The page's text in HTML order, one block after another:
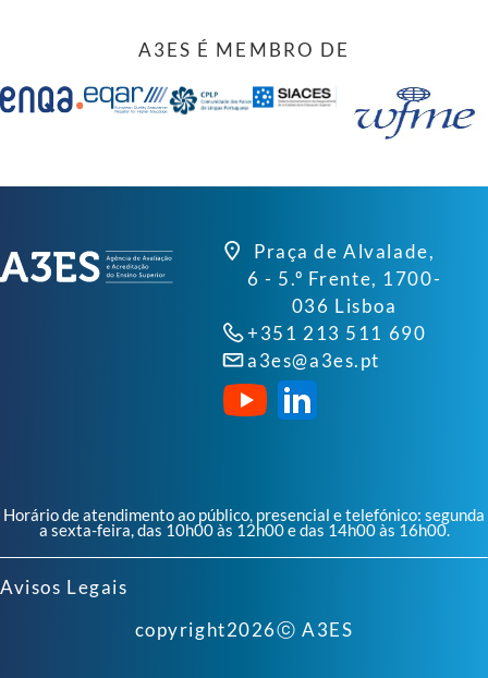
A3ES É MEMBRO DE
Praça de Alvalade,
6 - 5.º Frente, 1700-
036 Lisboa
+351 213 511 690
a3es@a3es.pt
Horário de atendimento ao público, presencial e telefónico: segunda
a sexta-feira, das 10h00 às 12h00 e das 14h00 às 16h00.
Avisos Legais
copyright2026ⓒ A3ES